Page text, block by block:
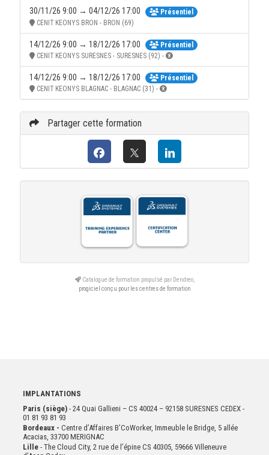
30/11/26 9:00 → 04/12/26 17:00
Présentiel
CENIT KEONYS BRON - BRON (69)
14/12/26 9:00 → 18/12/26 17:00
Présentiel
CENIT KEONYS SURESNES - SURESNES (92) -
14/12/26 9:00 → 18/12/26 17:00
Présentiel
CENIT KEONYS BLAGNAC - BLAGNAC (31) -
Partager cette formation
Catalogue de formation propulsé par Dendreo,
progiciel conçu pour les centres de formation
IMPLANTATIONS
Paris (siège) - 24 Quai Gallieni – CS 40024 – 92158 SURESNES CEDEX -
01 81 93 81 93
Bordeaux - Centre d’Affaires B’CoWorker, Immeuble le Bridge, 5 allée
Acacias, 33700 MERIGNAC
Lille- The Cloud City, 2 rue de l’épine CS 40305, 59666 Villeneuve